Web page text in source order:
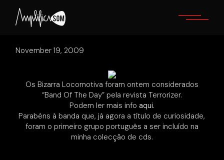
content
November 19, 2009
Os Bizarra Locomotiva foram ontem considerados
“Band Of The Day” pela revista Terrorizer.
Podem ler mais info aqui.
Parabéns à banda que, já agora a título de curiosidade,
foram o primeiro grupo português a ser incluído na
minha colecção de cds.